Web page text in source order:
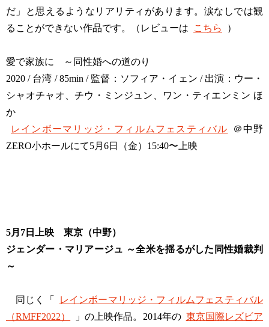
だ」と思えるようなリアリティがあります。涙なしでは観
ることができない作品です。（レビューは
こちら ）
愛で家族に ～同性婚への道のり
2020 / 台湾 / 85min / 監督：ソフィア・イェン / 出演：ウー・
シャオチャオ、チウ・ミンジュン、ワン・ティエンミン ほ
か
レインボーマリッジ・フィルムフェスティバル
＠中野
ZERO小ホールにて5月6日（金）15:40〜上映
5月7日上映 東京（中野）
ジェンダー・マリアージュ ～全米を揺るがした同性婚裁判
～
同じく「
レインボーマリッジ・フィルムフェスティバル
（RMFF2022）
」の上映作品。2014年の 東京国際レズビア